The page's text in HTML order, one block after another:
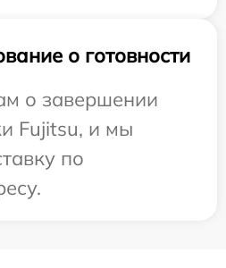
о готовности
о завершении
Fujitsu, и мы
по